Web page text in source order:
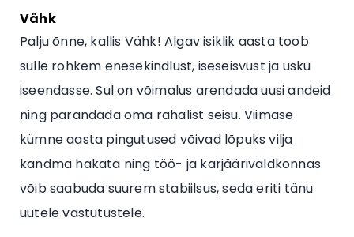
Vähk
Palju õnne, kallis Vähk! Algav isiklik aasta toob
sulle rohkem enesekindlust, iseseisvust ja usku
iseendasse. Sul on võimalus arendada uusi andeid
ning parandada oma rahalist seisu. Viimase
kümne aasta pingutused võivad lõpuks vilja
kandma hakata ning töö- ja karjäärivaldkonnas
võib saabuda suurem stabiilsus, seda eriti tänu
uutele vastutustele.